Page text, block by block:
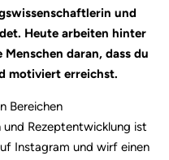
und
Heute arbeiten hinter
daran, dass du
motiviert erreichst.
Bereichen
und Rezeptentwicklung ist
Instagram und wirf einen